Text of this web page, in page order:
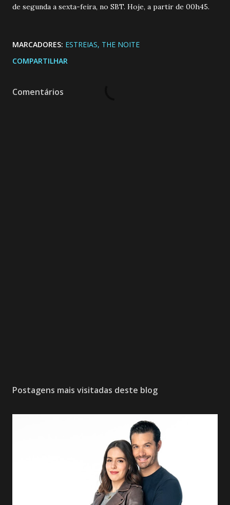
de segunda a sexta-feira, no SBT. Hoje, a partir de 00h45.
MARCADORES: ESTREIAS THE NOITE
COMPARTILHAR
Comentários
Postagens mais visitadas deste blog